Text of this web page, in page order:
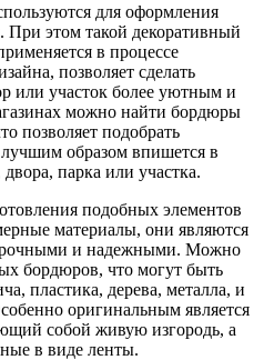
для оформления
этом такой декоративный
в процессе
позволяет сделать
или участок более уютным и
можно найти бордюры
позволяет подобрать
образом впишется в
парка или участка.
подобных элементов
материалы, они являются
и надежными. Можно
бордюров, что могут быть
пластика, дерева, металла, и
оригинальным является
собой живую изгородь, а
в виде ленты.